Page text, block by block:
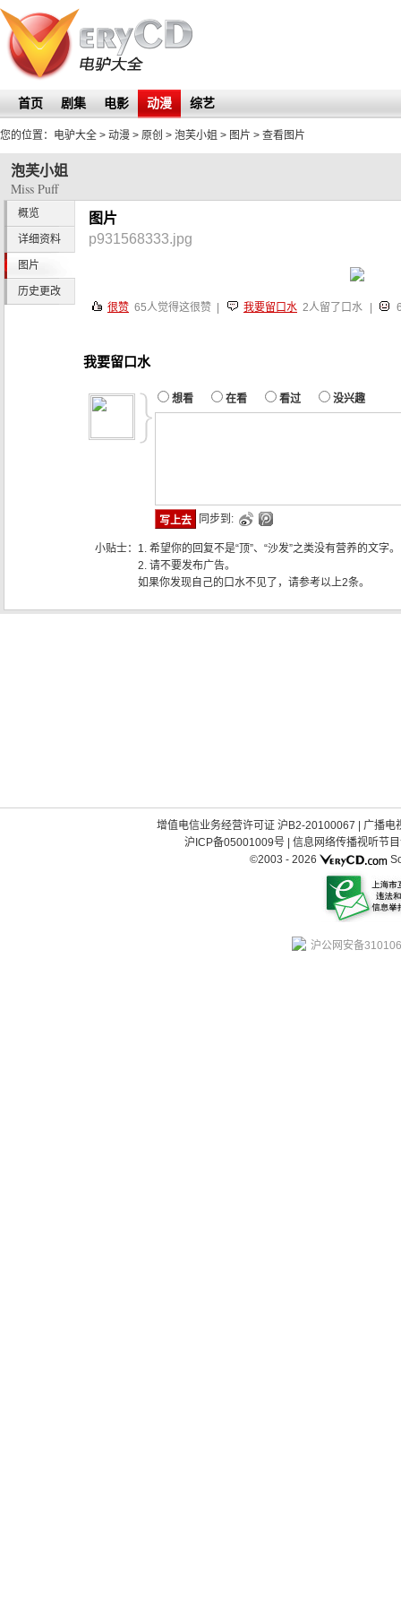
首页 剧集 电影 动漫 综艺
您的位置： 电驴大全 > 动漫 > 原创 > 泡芙小姐 > 图片 > 查看图片
泡芙小姐
Miss Puff
概览
详细资料
图片
历史更改
图片
p931568333.jpg
很赞 65人觉得这很赞 | 我要留口水 2人留了口水
我要留口水
想看 在看 看过 没兴趣
同步到:
小贴士： 1. 希望你的回复不是“顶”、“沙发”之类没有营养的文字。
2. 请不要发布广告。
如果你发现自己的口水不见了，请参考以上2条。
增值电信业务经营许可证 沪B2-20100067
广播电
沪ICP备05001009号| 信息网络传播视听节
©2003 - 2026
沪公网安备